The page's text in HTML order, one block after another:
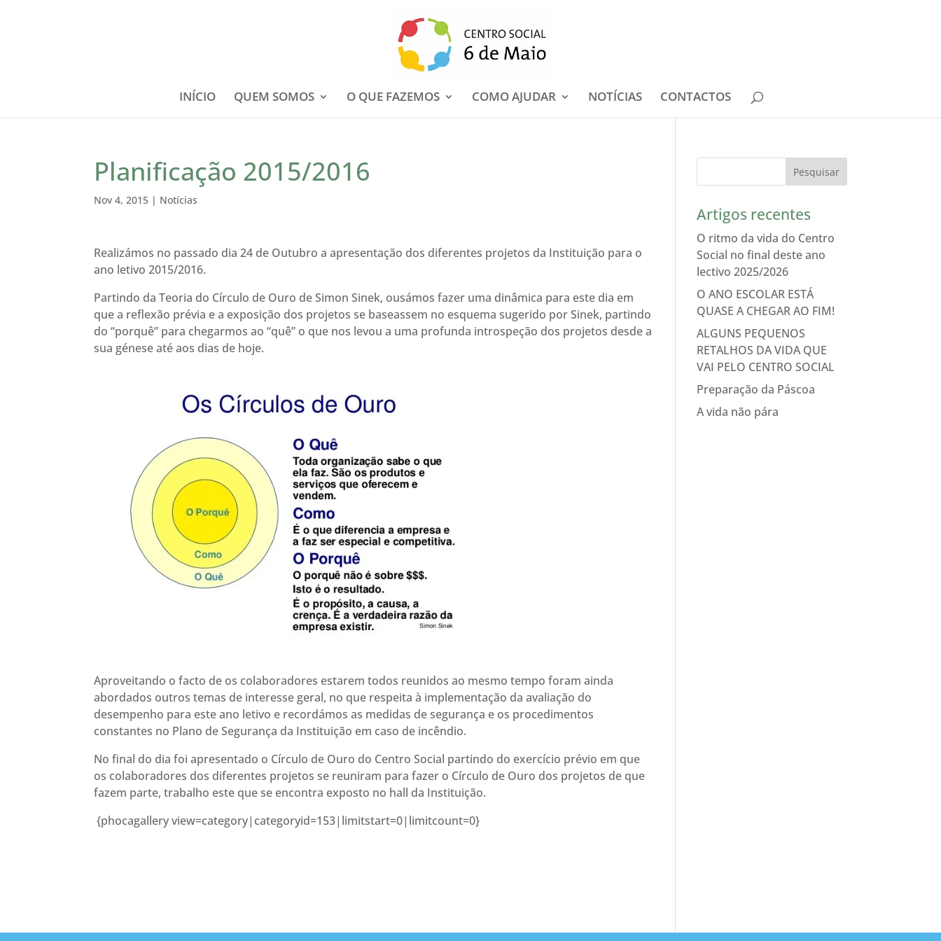
INÍCIO QUEM SOMOS O QUE FAZEMOS COMO AJUDAR NOTÍCIAS CONTACTOS
Planificação 2015/2016
Nov 4, 2015 | Notícias
Realizámos no passado dia 24 de Outubro a apresentação dos diferentes projetos da Instituição para o
ano letivo 2015/2016.
Partindo da Teoria do Círculo de Ouro de Simon Sinek, ousámos fazer uma dinâmica para este dia em
que a reflexão prévia e a exposição dos projetos se baseassem no esquema sugerido por Sinek, partindo
do “porquê” para chegarmos ao “quê” o que nos levou a uma profunda introspeção dos projetos desde a
sua génese até aos dias de hoje.
Aproveitando o facto de os colaboradores estarem todos reunidos ao mesmo tempo foram ainda
abordados outros temas de interesse geral, no que respeita à implementação da avaliação do
desempenho para este ano letivo e recordámos as medidas de segurança e os procedimentos
constantes no Plano de Segurança da Instituição em caso de incêndio.
No final do dia foi apresentado o Círculo de Ouro do Centro Social partindo do exercício prévio em que
os colaboradores dos diferentes projetos se reuniram para fazer o Círculo de Ouro dos projetos de que
fazem parte, trabalho este que se encontra exposto no hall da Instituição.
{phocagallery view=category|categoryid=153|limitstart=0|limitcount=0}
Artigos recentes
O ritmo da vida do Centro
Social no final deste ano
lectivo 2025/2026
O ANO ESCOLAR ESTÁ
QUASE A CHEGAR AO FIM!
ALGUNS PEQUENOS
RETALHOS DA VIDA QUE
VAI PELO CENTRO SOCIAL
Preparação da Páscoa
A vida não pára